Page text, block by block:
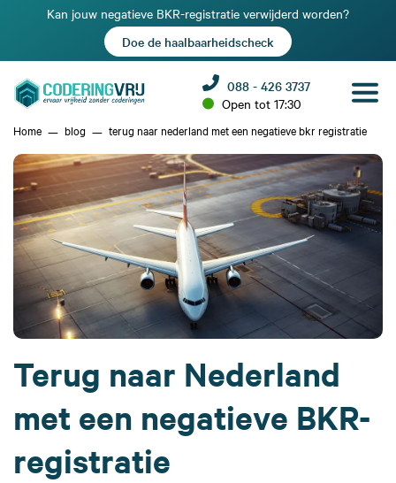
Kan jouw negatieve BKR-registratie verwijderd worden?
Doe de haalbaarheidscheck
088 - 426 3737
Open tot 17:30
Home blog terug naar nederland met een negatieve bkr registratie
Terug naar Nederland
met een negatieve BKR-
registratie